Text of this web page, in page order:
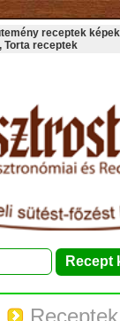
receptek
Torta receptek
Receptek